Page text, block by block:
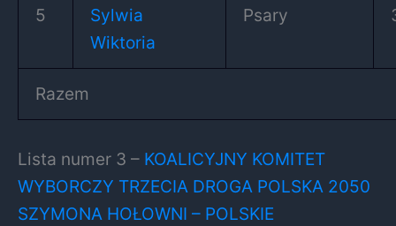
5
Sylwia
Wiktoria
Psary
Razem
Lista numer 3 – KOALICYJNY KOMITET
WYBORCZY TRZECIA DROGA POLSKA 2050
SZYMONA HOŁOWNI – POLSKIE